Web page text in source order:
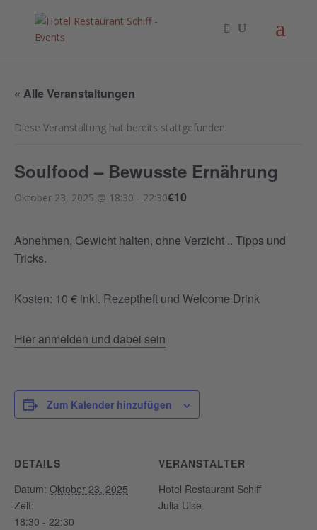
« Alle Veranstaltungen
Diese Veranstaltung hat bereits stattgefunden.
Soulfood – Bewusste Ernährung
Oktober 23, 2025 @ 18:30 - 22:30€10
Abnehmen, Gewicht halten, ohne Verzicht .. Tipps und
Tricks.
Kosten: 10 € inkl. Rezeptheft und Welcome Drink
Hier anmelden und dabei sein
Zum Kalender hinzufügen
DETAILS
Datum: Oktober 23, 2025
Zeit:
18:30 - 22:30
VERANSTALTER
Hotel Restaurant Schiff
Julia Ulse